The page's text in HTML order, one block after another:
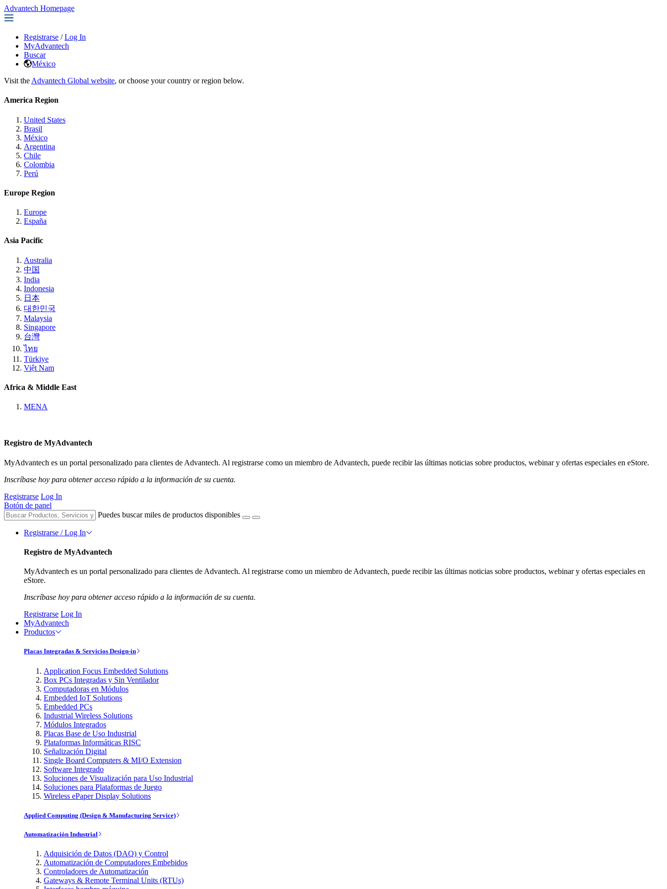
Advantech Homepage
Registrarse / Log In
MyAdvantech
Buscar
México
Visit the Advantech Global website, or choose your country or region below.
America Region
United States
Brasil
México
Argentina
Chile
Colombia
Perú
Europe Region
Europe
España
Asia Pacific
Australia
中国
India
Indonesia
日本
대한민국
Malaysia
Singapore
台灣
ไทย
Türkiye
Việt Nam
Africa & Middle East
MENA
Registro de MyAdvantech
MyAdvantech es un portal personalizado para clientes de Advantech. Al registrarse como un miembro de Advantech, puede recibir las últimas noticias sobre productos, webinar y ofertas especiales en eStore.
Inscríbase hoy para obtener acceso rápido a la información de su cuenta.
Registrarse Log In
Botón de panel
Puedes buscar miles de productos disponibles
Registrarse / Log In
Registro de MyAdvantech
MyAdvantech es un portal personalizado para clientes de Advantech. Al registrarse como un miembro de Advantech, puede recibir las últimas noticias sobre productos, webinar y ofertas especiales en
eStore.
Inscríbase hoy para obtener acceso rápido a la información de su cuenta.
Registrarse Log In
MyAdvantech
Productos
Placas Integradas & Servicios Design-in
Application Focus Embedded Solutions
Box PCs Integradas y Sin Ventilador
Computadoras en Módulos
Embedded IoT Solutions
Embedded PCs
Industrial Wireless Solutions
Módulos Integrados
Placas Base de Uso Industrial
Plataformas Informáticas RISC
Señalización Digital
Single Board Computers & MI/O Extension
Software Integrado
Soluciones de Visualización para Uso Industrial
Soluciones para Plataformas de Juego
Wireless ePaper Display Solutions
Applied Computing (Design & Manufacturing Service)
Automatización Industrial
Adquisición de Datos (DAQ) y Control
Automatización de Computadores Embebidos
Controladores de Automatización
Gateways & Remote Terminal Units (RTUs)